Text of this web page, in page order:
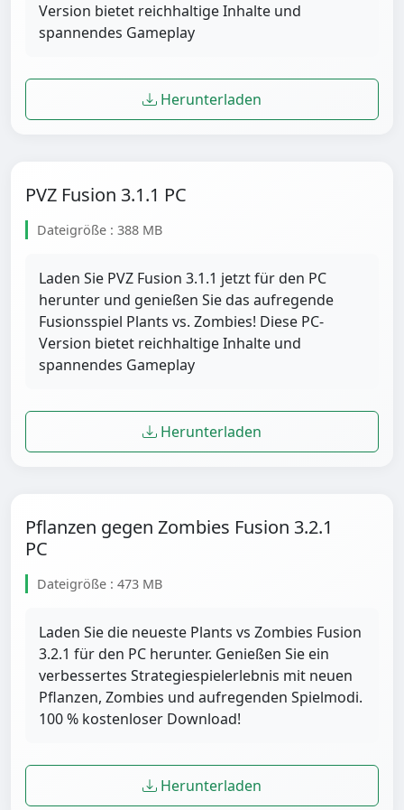
Version bietet reichhaltige Inhalte und
spannendes Gameplay
Herunterladen
PVZ Fusion 3.1.1 PC
Dateigröße : 388 MB
Laden Sie PVZ Fusion 3.1.1 jetzt für den PC
herunter und genießen Sie das aufregende
Fusionsspiel Plants vs. Zombies! Diese PC-
Version bietet reichhaltige Inhalte und
spannendes Gameplay
Herunterladen
Pflanzen gegen Zombies Fusion 3.2.1
PC
Dateigröße : 473 MB
Laden Sie die neueste Plants vs Zombies Fusion
3.2.1 für den PC herunter. Genießen Sie ein
verbessertes Strategiespielerlebnis mit neuen
Pflanzen, Zombies und aufregenden Spielmodi.
100 % kostenloser Download!
Herunterladen